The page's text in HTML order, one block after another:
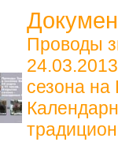
Проводы
24.03.2013
сезона